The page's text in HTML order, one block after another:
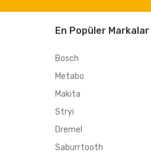
En Popüler Markalar
Bosch
Metabo
Makita
Stryi
Dremel
Saburrtooth